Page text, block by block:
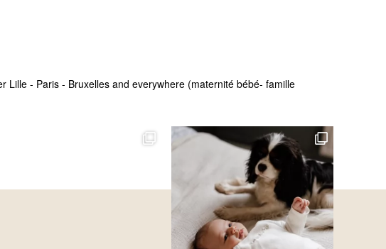
Lille - Paris - Bruxelles and everywhere (maternité bébé- famille